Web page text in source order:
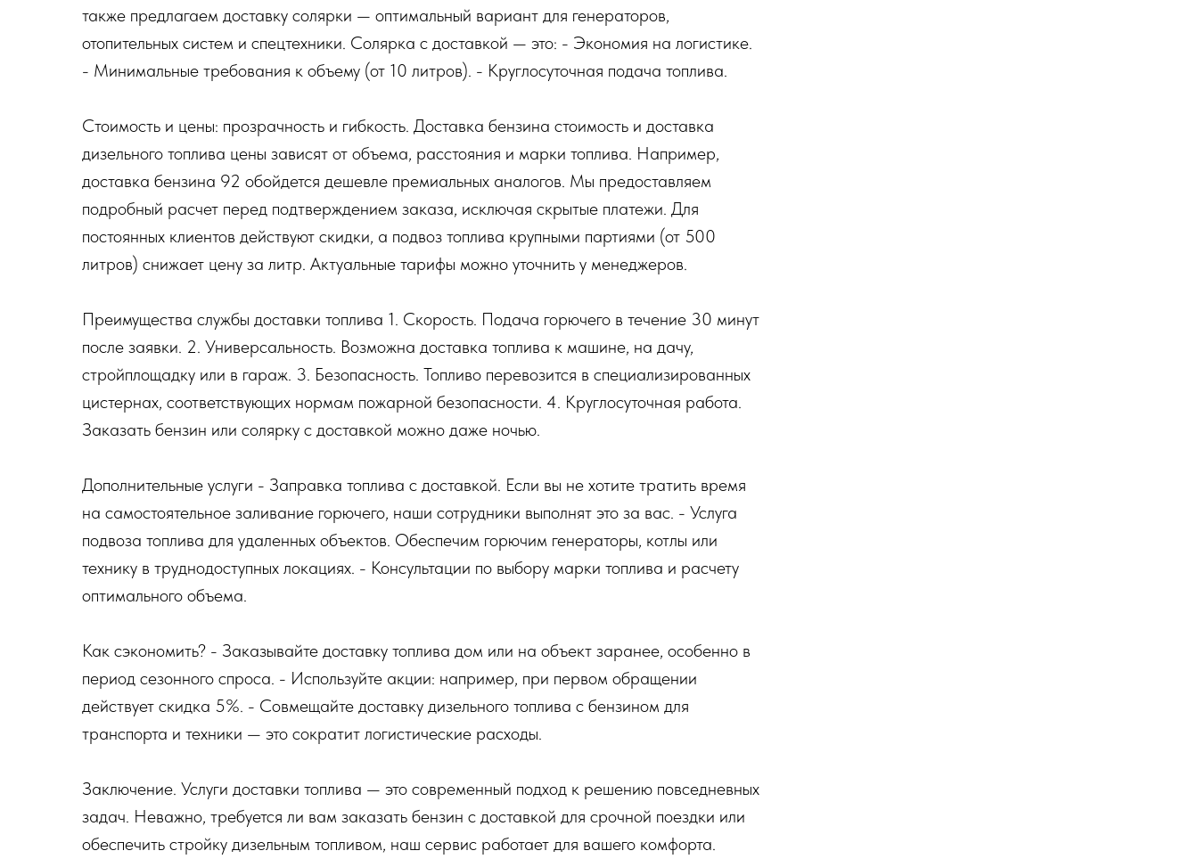
также предлагаем доставку солярки — оптимальный вариант для генераторов,
отопительных систем и спецтехники. Солярка с доставкой — это: - Экономия на логистике.
- Минимальные требования к объему (от 10 литров). - Круглосуточная подача топлива.
Стоимость и цены: прозрачность и гибкость. Доставка бензина стоимость и доставка
дизельного топлива цены зависят от объема, расстояния и марки топлива. Например,
доставка бензина 92 обойдется дешевле премиальных аналогов. Мы предоставляем
подробный расчет перед подтверждением заказа, исключая скрытые платежи. Для
постоянных клиентов действуют скидки, а подвоз топлива крупными партиями (от 500
литров) снижает цену за литр. Актуальные тарифы можно уточнить у менеджеров.
Преимущества службы доставки топлива 1. Скорость. Подача горючего в течение 30 минут
после заявки. 2. Универсальность. Возможна доставка топлива к машине, на дачу,
стройплощадку или в гараж. 3. Безопасность. Топливо перевозится в специализированных
цистернах, соответствующих нормам пожарной безопасности. 4. Круглосуточная работа.
Заказать бензин или солярку с доставкой можно даже ночью.
Дополнительные услуги - Заправка топлива с доставкой. Если вы не хотите тратить время
на самостоятельное заливание горючего, наши сотрудники выполнят это за вас. - Услуга
подвоза топлива для удаленных объектов. Обеспечим горючим генераторы, котлы или
технику в труднодоступных локациях. - Консультации по выбору марки топлива и расчету
оптимального объема.
Как сэкономить? - Заказывайте доставку топлива дом или на объект заранее, особенно в
период сезонного спроса. - Используйте акции: например, при первом обращении
действует скидка 5%. - Совмещайте доставку дизельного топлива с бензином для
транспорта и техники — это сократит логистические расходы.
Заключение. Услуги доставки топлива — это современный подход к решению повседневных
задач. Неважно, требуется ли вам заказать бензин с доставкой для срочной поездки или
обеспечить стройку дизельным топливом, наш сервис работает для вашего комфорта.